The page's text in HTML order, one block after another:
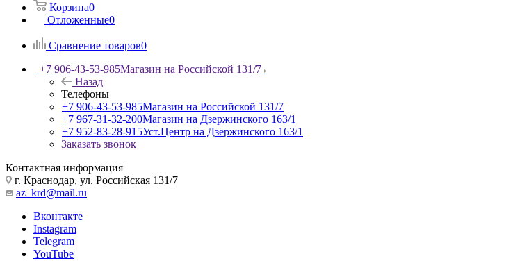
Корзина0
Отложенные0
Сравнение товаров0
+7 906-43-53-985Магазин на Российской 131/7
Назад
Телефоны
+7 906-43-53-985Магазин на Российской 131/7
+7 967-31-32-200Магазин на Дзержинского 163/1
+7 952-83-28-915Уст.Центр на Дзержинского 163/1
Заказать звонок
Контактная информация
г. Краснодар, ул. Российская 131/7
az_krd@mail.ru
Вконтакте
Instagram
Telegram
YouTube